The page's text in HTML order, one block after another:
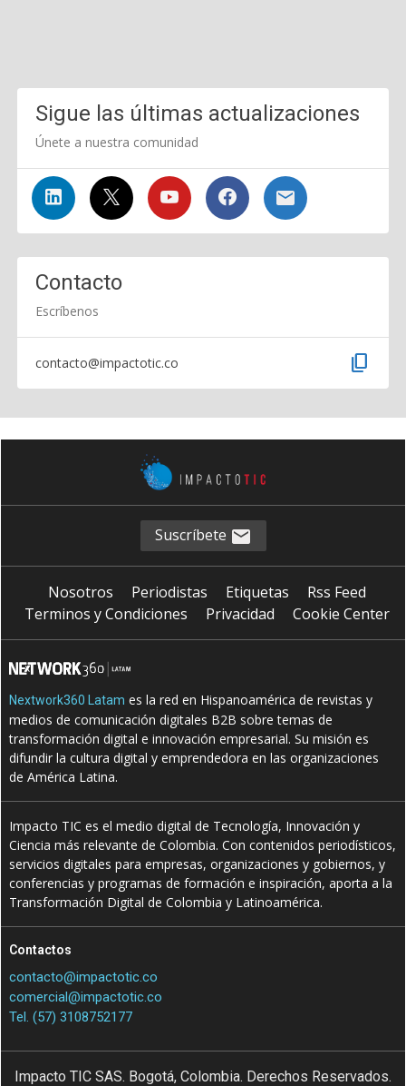
Sigue las últimas actualizaciones
Únete a nuestra comunidad
Contacto
Escríbenos
contacto@impactotic.co content_copy
Suscríbete
Nosotros Periodistas Etiquetas
Rss Feed
Terminos y Condiciones
Privacidad Cookie Center
Nextwork360 Latam es la red en Hispanoamérica de revistas y
medios de comunicación digitales B2B sobre temas de
transformación digital e innovación empresarial. Su misión es
difundir la cultura digital y emprendedora en las organizaciones
de América Latina.
Impacto TIC es el medio digital de Tecnología, Innovación y
Ciencia más relevante de Colombia. Con contenidos periodísticos,
servicios digitales para empresas, organizaciones y gobiernos, y
conferencias y programas de formación e inspiración, aporta a la
Transformación Digital de Colombia y Latinoamérica.
Contactos
contacto@impactotic.co
comercial@impactotic.co
Tel. (57) 3108752177
Impacto TIC SAS. Bogotá, Colombia. Derechos Reservados.